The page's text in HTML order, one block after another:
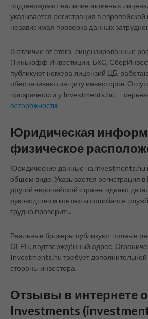
подтверждают наличие активных
указывается регистрация в
независимая проверка данных
В отличие от этого, лицензированные
(Тинькофф Инвестиции, БКС,
публикуют номера лицензий ЦБ,
обеспечивают защиту инвесторов.
прозрачности у Investments.hu —
осторожности.
Юридическая
физическое
Юридические данные на investments.hu
общем виде. Указывается регистрация в
другой европейской стране, однако
руководство и контакты compliance-
трудно проверить.
Реальные брокеры публикуют полные
ОГРН, подтверждённый адрес.
Investments.hu требует дополнительной
стороны инвестора.
Отзывы в интернете о
Investments